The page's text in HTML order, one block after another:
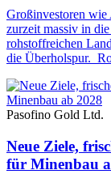
Großinvestoren
zurzeit massiv in
rohstoffreichen
die Überholspur.
Pasofino Gold Ltd.
Neue Ziele,
für Minenbau